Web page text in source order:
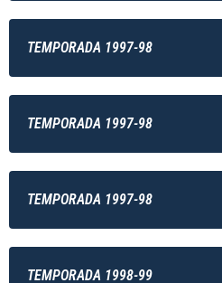
TEMPORADA 1997-98
TEMPORADA 1997-98
TEMPORADA 1997-98
TEMPORADA 1998-99